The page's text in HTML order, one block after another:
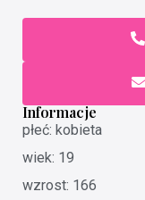
Informacje
płeć: kobieta
wiek: 19
wzrost: 166